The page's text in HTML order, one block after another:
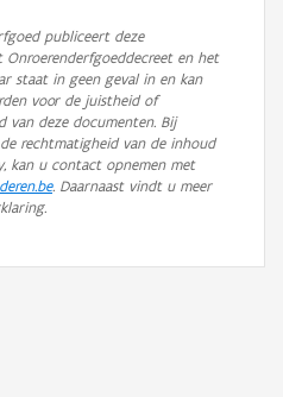
publiceert deze
en het
staat in geen geval in en kan
voor de juistheid of
van deze documenten. Bij
rechtmatigheid van de inhoud
kan u contact opnemen met
. Daarnaast vindt u meer